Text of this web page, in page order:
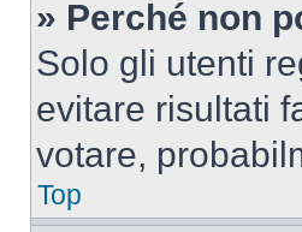
» Perché non
Solo gli utenti
evitare risultati
votare,
Top